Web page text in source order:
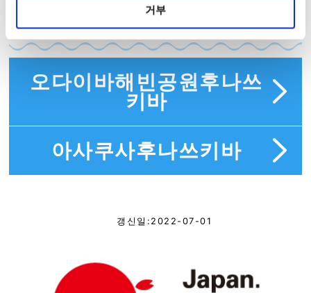
거부
도요스후나쓰키바 에 갈수 있는 선
착장은 여기
오다이바해빈공원후나쓰
키바
아사쿠사후나쓰키바
갱신일:2022-07-01